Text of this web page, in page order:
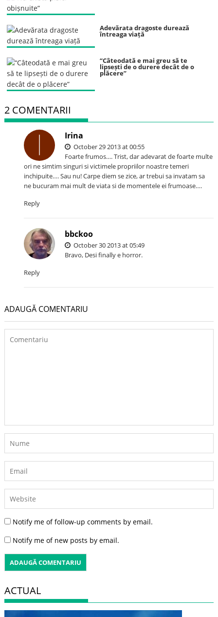
Adevărata dragoste durează
întreaga viață
“Câteodată e mai greu să te
lipsești de o durere decât de o
plăcere”
2 COMENTARII
Irina
October 29 2013 at 00:55
Foarte frumos…. Trist, dar adevarat de foarte multe
ori ne simtim singuri si victimele propriilor noastre temeri
inchipuite…. Sau nu! Carpe diem se zice, ar trebui sa invatam sa
ne bucuram mai mult de viata si de momentele ei frumoase….
Reply
bbckoo
October 30 2013 at 05:49
Bravo, Desi finally e horror.
Reply
ADAUGĂ COMENTARIU
Notify me of follow-up comments by email.
Notify me of new posts by email.
ACTUAL